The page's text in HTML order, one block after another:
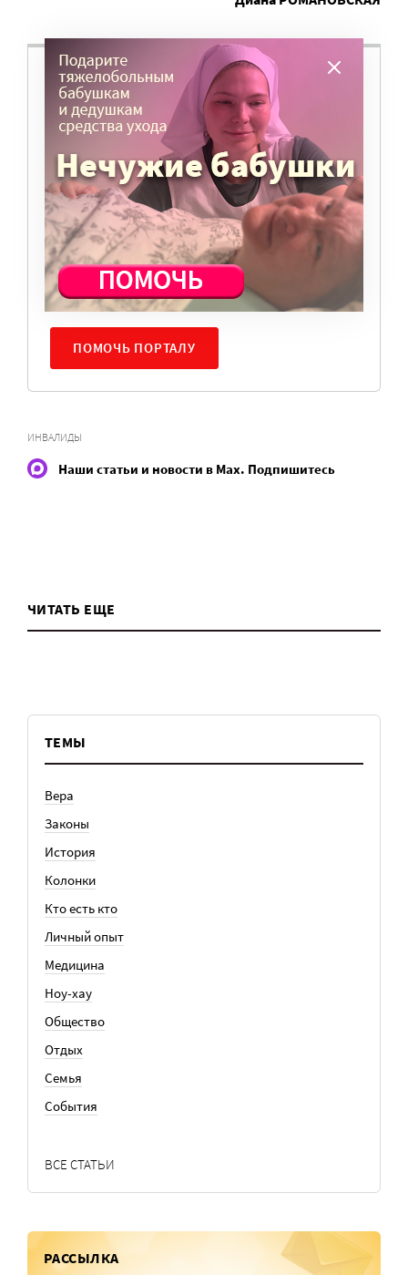
ВАМ ВАЖНО, ЧТОБЫ РАЗГОВОР НА ЭТУ
ТЕМУ ПРОДОЛЖИЛСЯ? ПОДДЕРЖИТЕ
ПОРТАЛ!
Мы просим подписаться на небольшой, но
регулярный платеж в пользу нашего сайта.
Милосердие.ru работает благодаря добровольным
пожертвованиям наших читателей. На
командировки, съемки, зарплаты редакторов,
журналистов и техническую поддержку сайта
нужны средства.
ПОМОЧЬ ПОРТАЛУ
ИНВАЛИДЫ
Наши статьи и новости в Max. Подпишитесь
ЧИТАТЬ ЕЩЕ
ТЕМЫ
Вера
Законы
История
Колонки
Кто есть кто
Личный опыт
Медицина
Ноу-хау
Общество
Отдых
Семья
События
ВСЕ СТАТЬИ
РАССЫЛКА